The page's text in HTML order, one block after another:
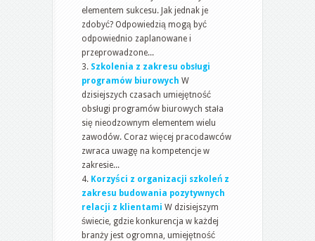
elementem sukcesu. Jak jednak je
zdobyć? Odpowiedzią mogą być
odpowiednio zaplanowane i
przeprowadzone...
Szkolenia z zakresu obsługi
programów biurowych W
dzisiejszych czasach umiejętność
obsługi programów biurowych stała
się nieodzownym elementem wielu
zawodów. Coraz więcej pracodawców
zwraca uwagę na kompetencje w
zakresie...
Korzyści z organizacji szkoleń z
zakresu budowania pozytywnych
relacji z klientami W dzisiejszym
świecie, gdzie konkurencja w każdej
branży jest ogromna, umiejętność